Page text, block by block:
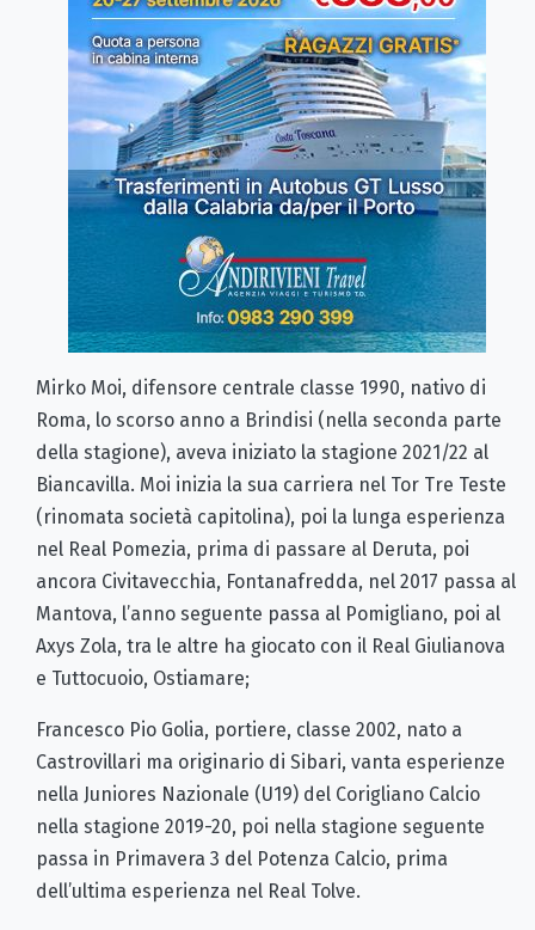
Mirko Moi, difensore centrale classe 1990, nativo di
Roma, lo scorso anno a Brindisi (nella seconda parte
della stagione), aveva iniziato la stagione 2021/22 al
Biancavilla. Moi inizia la sua carriera nel Tor Tre Teste
(rinomata società capitolina), poi la lunga esperienza
nel Real Pomezia, prima di passare al Deruta, poi
ancora Civitavecchia, Fontanafredda, nel 2017 passa al
Mantova, l’anno seguente passa al Pomigliano, poi al
Axys Zola, tra le altre ha giocato con il Real Giulianova
e Tuttocuoio, Ostiamare;
Francesco Pio Golia, portiere, classe 2002, nato a
Castrovillari ma originario di Sibari, vanta esperienze
nella Juniores Nazionale (U19) del Corigliano Calcio
nella stagione 2019-20, poi nella stagione seguente
passa in Primavera 3 del Potenza Calcio, prima
dell’ultima esperienza nel Real Tolve.